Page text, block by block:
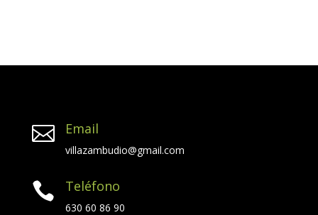
 Email
villazambudio@gmail.com
 Teléfono
630 60 86 90